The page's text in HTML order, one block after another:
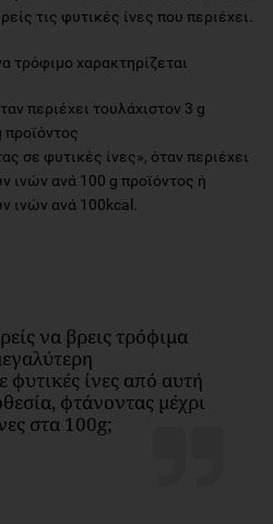
τις φυτικές ίνες που περιέχει.
τρόφιμο χαρακτηρίζεται
περιέχει τουλάχιστον 3 g
σε φυτικές ίνες», όταν περιέχει
ινών ανά 100 g προϊόντος ή
ινών ανά 100kcal.
να βρεις τρόφιμα
φυτικές ίνες από αυτή
φτάνοντας μέχρι
στα 100g;